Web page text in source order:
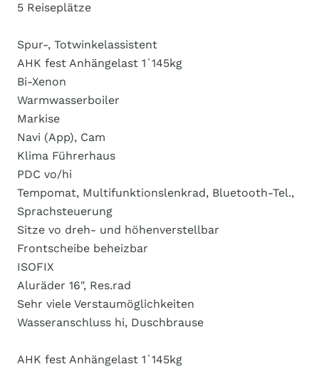
5 Reiseplätze
Spur-, Totwinkelassistent
AHK fest Anhängelast 1`145kg
Bi-Xenon
Warmwasserboiler
Markise
Navi (App), Cam
Klima Führerhaus
PDC vo/hi
Tempomat, Multifunktionslenkrad, Bluetooth-Tel.,
Sprachsteuerung
Sitze vo dreh- und höhenverstellbar
Frontscheibe beheizbar
ISOFIX
Aluräder 16", Res.rad
Sehr viele Verstaumöglichkeiten
Wasseranschluss hi, Duschbrause
AHK fest Anhängelast 1`145kg